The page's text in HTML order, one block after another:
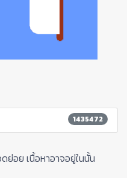
1435472
ย่อย เนื้อหาอาจอยู่ในนั้น